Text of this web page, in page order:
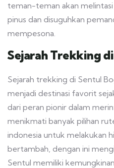
teman-teman akan
pinus dan disuguhkan
mempesona.
Sejarah Trekking
Sejarah trekking di Sentul
menjadi destinasi favorit
dari peran pionir dalam
menikmati banyak pilihan
indonesia untuk melakukan
bertambah, dengan ini
Sentul memiliki